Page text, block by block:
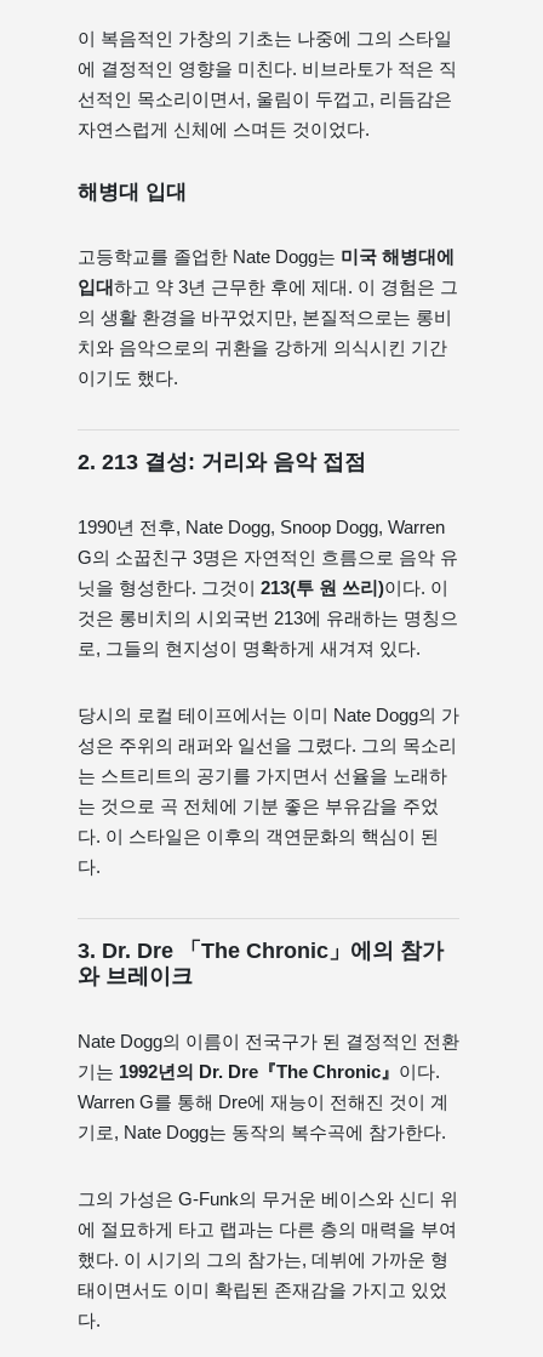
이 복음적인 가창의 기초는 나중에 그의 스타일
에 결정적인 영향을 미친다. 비브라토가 적은 직
선적인 목소리이면서, 울림이 두껍고, 리듬감은
자연스럽게 신체에 스며든 것이었다.
해병대 입대
고등학교를 졸업한 Nate Dogg는 미국 해병대에
입대하고 약 3년 근무한 후에 제대. 이 경험은 그
의 생활 환경을 바꾸었지만, 본질적으로는 롱비
치와 음악으로의 귀환을 강하게 의식시킨 기간
이기도 했다.
2. 213 결성: 거리와 음악 접점
1990년 전후, Nate Dogg, Snoop Dogg, Warren
G의 소꿉친구 3명은 자연적인 흐름으로 음악 유
닛을 형성한다. 그것이 213(투 원 쓰리)이다. 이
것은 롱비치의 시외국번 213에 유래하는 명칭으
로, 그들의 현지성이 명확하게 새겨져 있다.
당시의 로컬 테이프에서는 이미 Nate Dogg의 가
성은 주위의 래퍼와 일선을 그렸다. 그의 목소리
는 스트리트의 공기를 가지면서 선율을 노래하
는 것으로 곡 전체에 기분 좋은 부유감을 주었
다. 이 스타일은 이후의 객연문화의 핵심이 된
다.
3. Dr. Dre 「The Chronic」에의 참가
와 브레이크
Nate Dogg의 이름이 전국구가 된 결정적인 전환
기는 1992년의 Dr. Dre『The Chronic』 이다.
Warren G를 통해 Dre에 재능이 전해진 것이 계
기로, Nate Dogg는 동작의 복수곡에 참가한다.
그의 가성은 G-Funk의 무거운 베이스와 신디 위
에 절묘하게 타고 랩과는 다른 층의 매력을 부여
했다. 이 시기의 그의 참가는, 데뷔에 가까운 형
태이면서도 이미 확립된 존재감을 가지고 있었
다.